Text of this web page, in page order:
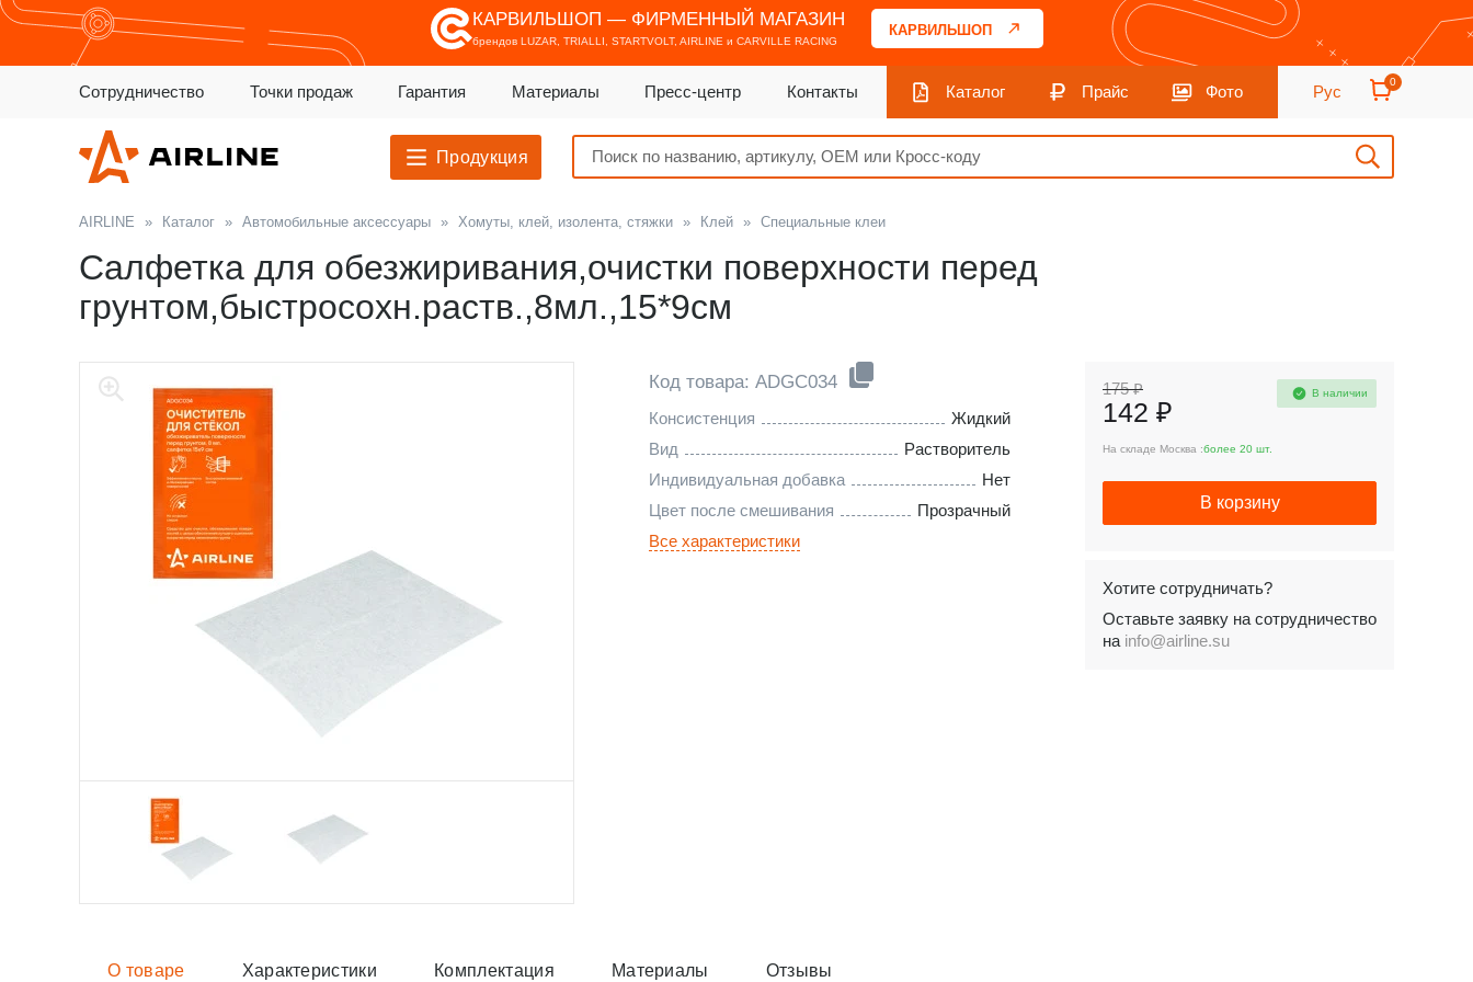
КАРВИЛЬШОП — ФИРМЕННЫЙ МАГАЗИН
брендов LUZAR, TRIALLI, STARTVOLT, AIRLINE и CARVILLE RACING
КАРВИЛЬШОП
Сотрудничество Точки продаж Гарантия Материалы Пресс-центр Контакты Каталог Прайс Фото Рус
0
Продукция
AIRLINE » Каталог » Автомобильные аксессуары » Хомуты, клей, изолента, стяжки » Клей » Специальные клеи
Салфетка для обезжиривания,очистки поверхности перед
грунтом,быстросохн.раств.,8мл.,15*9см
Код товара: ADGC034
Консистенция
Жидкий
Вид
Растворитель
Индивидуальная добавка
Нет
Цвет после смешивания
Прозрачный
Все характеристики
175 ₽
142 ₽
В наличии
На складе Москва :более 20 шт.
В корзину
Хотите сотрудничать?
Оставьте заявку на сотрудничество
на info@airline.su
О товаре Характеристики Комплектация Материалы Отзывы